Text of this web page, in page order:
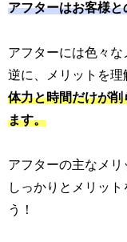
アフターはお客様
アフターには色々な
逆に、メリットを理
体力と時間だけが
ます。
アフターの主なメリ
しっかりとメリッ
う！